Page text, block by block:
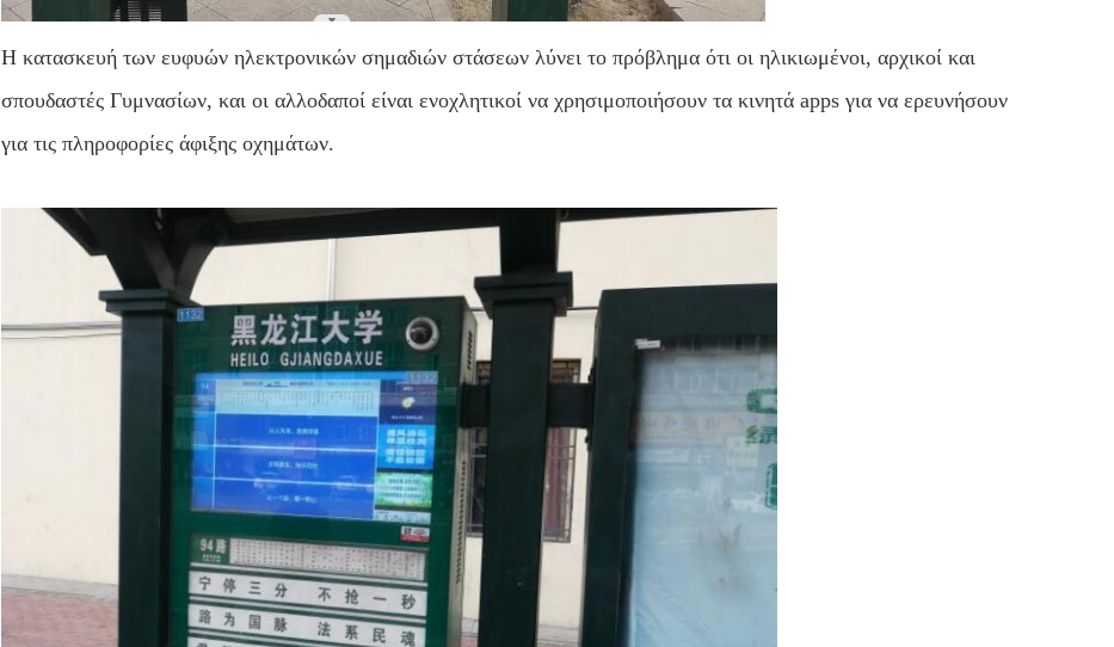
Η κατασκευή των ευφυών ηλεκτρονικών σημαδιών στάσεων λύνει το πρόβλημα ότι οι ηλικιωμένοι, αρχικοί και
σπουδαστές Γυμνασίων, και οι αλλοδαποί είναι ενοχλητικοί να χρησιμοποιήσουν τα κινητά apps για να ερευνήσουν
για τις πληροφορίες άφιξης οχημάτων.